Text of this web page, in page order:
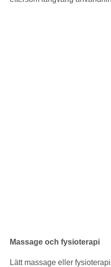
Massage och fysioterapi
Lätt massage eller